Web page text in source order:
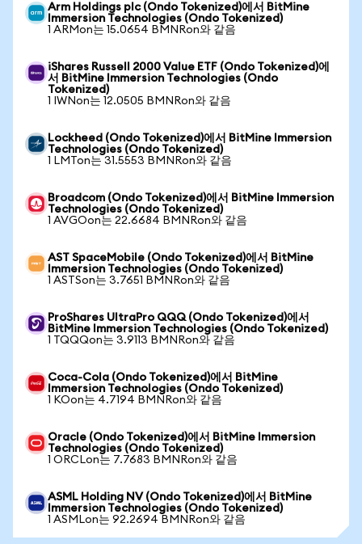
Arm Holdings plc (Ondo Tokenized)에서 BitMine
Immersion Technologies (Ondo Tokenized)
1 ARMon는 15.0654 BMNRon와 같음
iShares Russell 2000 Value ETF (Ondo Tokenized)에
서 BitMine Immersion Technologies (Ondo
Tokenized)
1 IWNon는 12.0505 BMNRon와 같음
Lockheed (Ondo Tokenized)에서 BitMine Immersion
Technologies (Ondo Tokenized)
1 LMTon는 31.5553 BMNRon와 같음
Broadcom (Ondo Tokenized)에서 BitMine Immersion
Technologies (Ondo Tokenized)
1 AVGOon는 22.6684 BMNRon와 같음
AST SpaceMobile (Ondo Tokenized)에서 BitMine
Immersion Technologies (Ondo Tokenized)
1 ASTSon는 3.7651 BMNRon와 같음
ProShares UltraPro QQQ (Ondo Tokenized)에서
BitMine Immersion Technologies (Ondo Tokenized)
1 TQQQon는 3.9113 BMNRon와 같음
Coca-Cola (Ondo Tokenized)에서 BitMine
Immersion Technologies (Ondo Tokenized)
1 KOon는 4.7194 BMNRon와 같음
Oracle (Ondo Tokenized)에서 BitMine Immersion
Technologies (Ondo Tokenized)
1 ORCLon는 7.7683 BMNRon와 같음
ASML Holding NV (Ondo Tokenized)에서 BitMine
Immersion Technologies (Ondo Tokenized)
1 ASMLon는 92.2694 BMNRon와 같음